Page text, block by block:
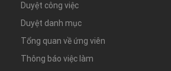
Duyệt công việc
Duyệt danh mục
Tổng quan về ứng viên
Thông báo việc làm